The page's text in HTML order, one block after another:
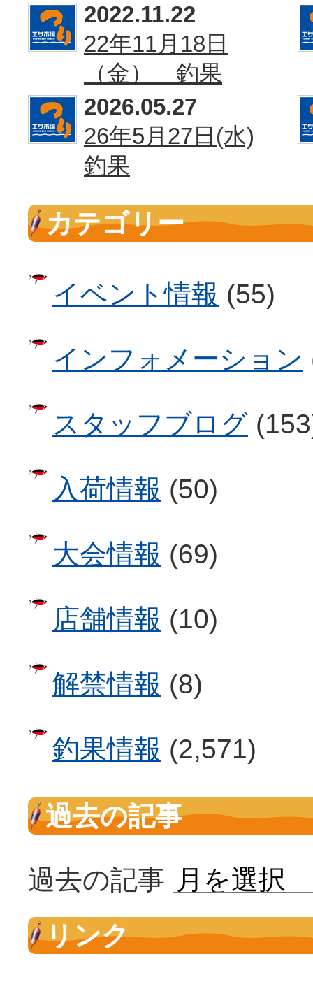
2022.11.22
22年11月18日
（金） 釣果
2026.05.27
26年5月27日(水)
釣果
カテゴリー
イベント情報 (55)
インフォメーション
スタッフブログ
入荷情報 (50)
大会情報 (69)
店舗情報 (10)
解禁情報 (8)
釣果情報 (2,571)
過去の記事
過去の記事
リンク